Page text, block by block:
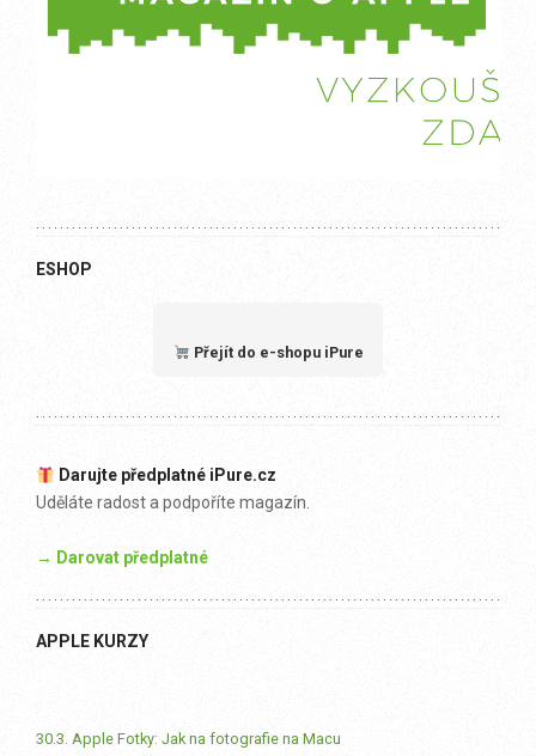
ESHOP
Přejít do e-shopu iPure
Darujte předplatné iPure.cz
Uděláte radost a podpoříte magazín.
→ Darovat předplatné
APPLE KURZY
30.3. Apple Fotky: Jak na fotografie na Macu